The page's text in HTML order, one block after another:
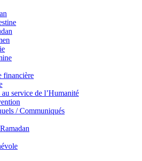
financière
au service de l’Humanité
/ Communiqués